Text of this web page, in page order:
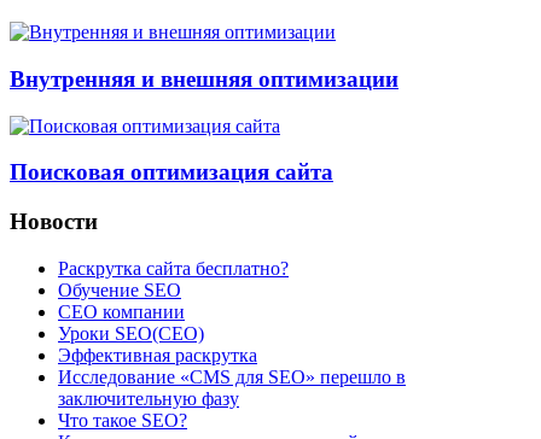
Внутренняя и внешняя оптимизации
Поисковая оптимизация сайта
Новости
Раскрутка сайта бесплатно?
Обучение SEO
CEO компании
Уроки SEO(СЕО)
Эффективная раскрутка
Исследование «CMS для SEO» перешло в
заключительную фазу
Что такое SEO?